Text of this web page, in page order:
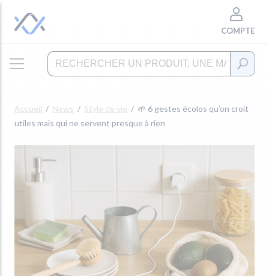
COMPTE
Accueil News Style de vie
🌱 6 gestes écolos qu’on croit
utiles mais qui ne servent presque à rien